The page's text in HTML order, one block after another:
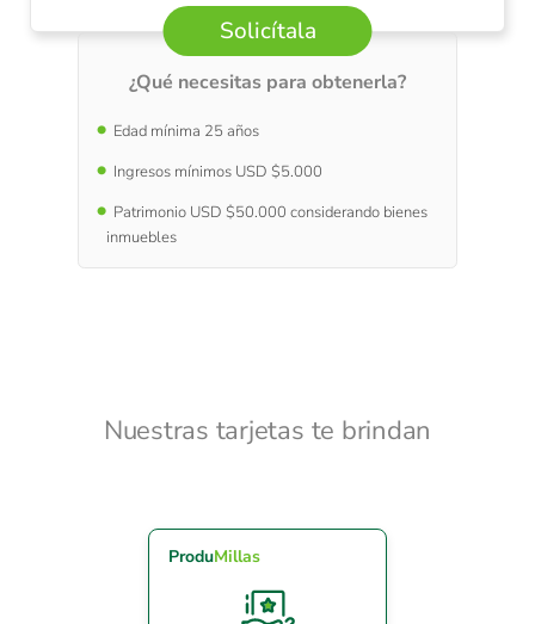
Solicítala
¿Qué necesitas para obtenerla?
Edad mínima 25 años
Ingresos mínimos USD $5.000
Patrimonio USD $50.000 considerando bienes
inmuebles
Nuestras tarjetas te brindan
ProduMillas